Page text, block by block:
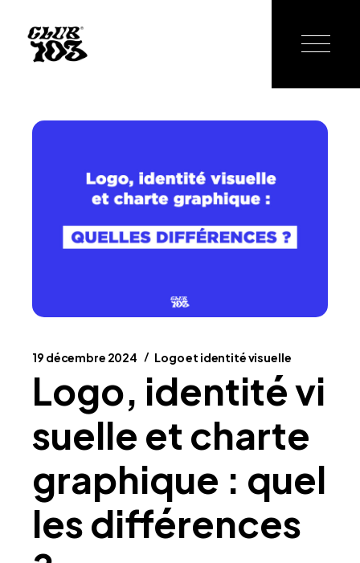
19 décembre 2024 Logo et identité visuelle
Logo, identité vi
suelle et charte
graphique : quel
les différences